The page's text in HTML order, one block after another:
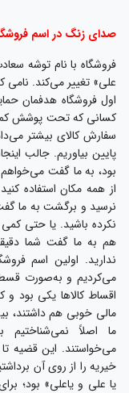
صدای زنگ در اسم
فروشگاه با نام توشه
علی» تغییر می‌کند.
اول فروشگاه هدفمان
کسانی که تحت پوشش
سفارش کالای بیشتر
پایین بیاوریم. جالب
بود، به ما گفت می‌خواهم
از همه مکان استفاده
نرسید و برگشت به ما
نکرده باشید. یا حتی کمی
هم به ما گفت شما
ندارید. اولین اسم
می‌کردیم و به‌صورت
اقساط کالاها یکی بود
مالی خوبی هم داشتند،
ما اصلاً نمی‌شناختیم
می‌خواستند. این قضیه
خیریه را از روی آن
یا علی و یاعلی» بود؛